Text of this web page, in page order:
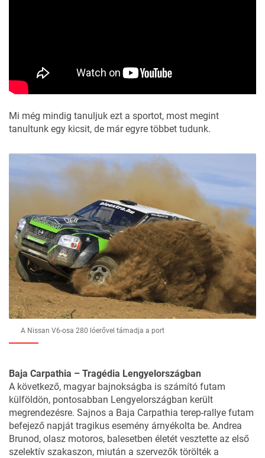
Mi még mindig tanuljuk ezt a sportot, most megint
tanultunk egy kicsit, de már egyre többet tudunk.
A Nissan V6-osa 280 lóerővel támadja a port
Baja Carpathia – Tragédia Lengyelországban
A következő, magyar bajnokságba is számító futam
külföldön, pontosabban Lengyelországban került
megrendezésre. Sajnos a Baja Carpathia terep-rallye futam
befejező napját tragikus esemény árnyékolta be. Andrea
Brunod, olasz motoros, balesetben életét vesztette az első
szelektív szakaszon, miután a szervezők törölték a